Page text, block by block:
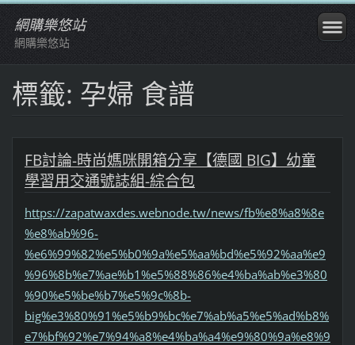
網購樂悠站
網購樂悠站
標籤: 孕婦 食譜
FB討論-時尚媽咪開箱分享【德國 BIG】幼童
學習用交通號誌組-綜合包
https://zapatwaxdes.webnode.tw/news/fb%e8%a8%8e
%e8%ab%96-
%e6%99%82%e5%b0%9a%e5%aa%bd%e5%92%aa%e9
%96%8b%e7%ae%b1%e5%88%86%e4%ba%ab%e3%80
%90%e5%be%b7%e5%9c%8b-
big%e3%80%91%e5%b9%bc%e7%ab%a5%e5%ad%b8%
e7%bf%92%e7%94%a8%e4%ba%a4%e9%80%9a%e8%9